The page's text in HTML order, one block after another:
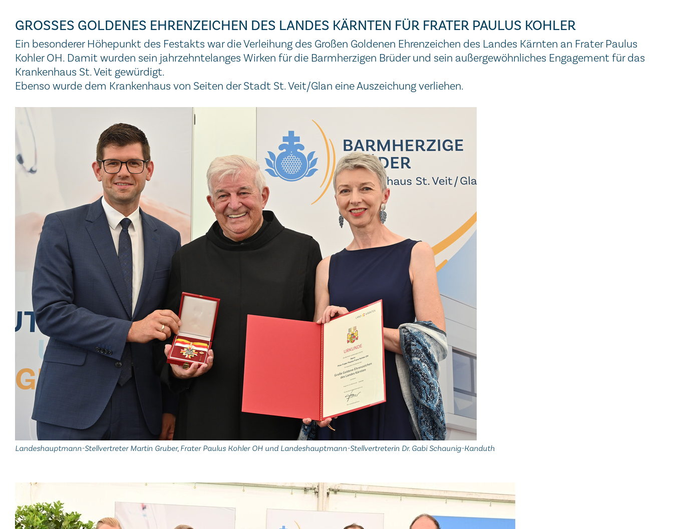
GROSSES GOLDENES EHRENZEICHEN DES LANDES KÄRNTEN FÜR FRATER PAULUS KOHLER
Ein besonderer Höhepunkt des Festakts war die Verleihung des Großen Goldenen Ehrenzeichen des Landes Kärnten an Frater Paulus
Kohler OH. Damit wurden sein jahrzehntelanges Wirken für die Barmherzigen Brüder und sein außergewöhnliches Engagement für das
Krankenhaus St. Veit gewürdigt.
Ebenso wurde dem Krankenhaus von Seiten der Stadt St. Veit/Glan eine Auszeichung verliehen.
Landeshauptmann-Stellvertreter Martin Gruber, Frater Paulus Kohler OH und Landeshauptmann-Stellvertreterin Dr. Gabi Schaunig-Kanduth